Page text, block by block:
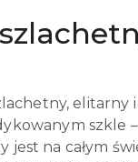
elitarny
szkle
na całym